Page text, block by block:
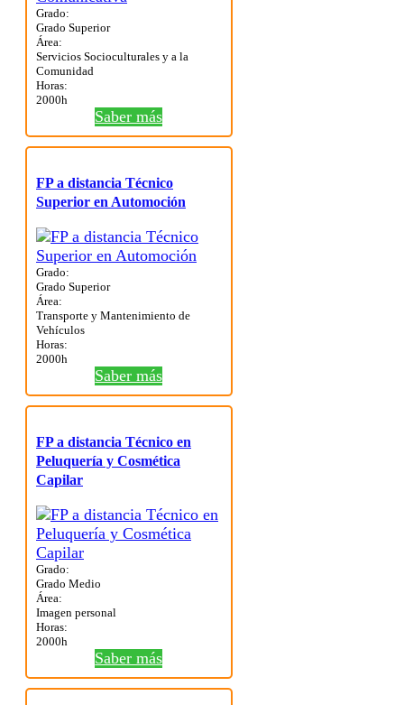
Grado:
Grado Superior
Área:
Servicios Socioculturales y a la
Comunidad
Horas:
2000h
Saber más
FP a distancia Técnico
Superior en Automoción
Grado:
Grado Superior
Área:
Transporte y Mantenimiento de
Vehículos
Horas:
2000h
Saber más
FP a distancia Técnico en
Peluquería y Cosmética
Capilar
Grado:
Grado Medio
Área:
Imagen personal
Horas:
2000h
Saber más